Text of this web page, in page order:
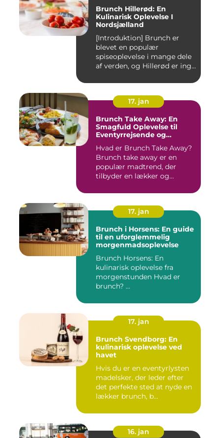
Brunch Hillerød: En
Kulinarisk Oplevelse I
Nordsjælland
[Introduktion] Brunch er
blevet en populær
spiseoplevelse i mange dele
af verden, og Hillerød er ing...
17. jan
Brunch Take Away: En
Smagfuld Oplevelse til
Eventyrrejsende og
Hvad er Brunch Take Away?
Brunch take away er en
populær madtrend, der
tilbyder en lækker og
17. jan
Brunch i Horsens: En guide
til en uforglemmelig
morgenmadsoplevelse
Brunch Horsens: En
kulinarisk oplevelse fra
morgenstunden Hvad er
brunch? ...
17. jan
Brunch Svendborg: En
kulinarisk oplevelse ved
havet
Hvis du er en eventyrlysten
madelsker, der leder efter
det perfekte sted at nyde en
lækker brunch, b...
16. jan